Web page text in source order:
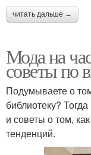
читать дальше →
Мода на
советы по
Подумываете о
библиотеку?
и советы о том,
тенденций.